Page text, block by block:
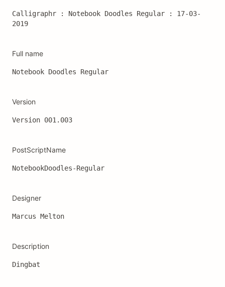
Calligraphr : Notebook Doodles Regular : 17-03-
2019
Full name
Notebook Doodles Regular
Version
Version 001.003
PostScriptName
NotebookDoodles-Regular
Designer
Marcus Melton
Description
Dingbat